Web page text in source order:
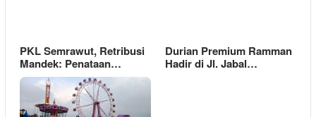
PKL Semrawut, Retribusi
Mandek: Penataan…
Durian Premium Ramman
Hadir di Jl. Jabal…